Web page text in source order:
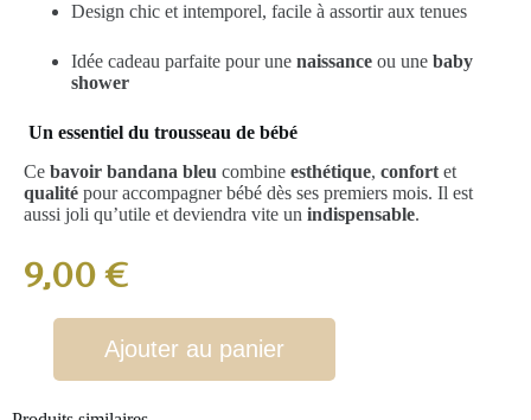
Design chic et intemporel, facile à assortir aux tenues
Idée cadeau parfaite pour une naissance ou une baby
shower
Un essentiel du trousseau de bébé
Ce bavoir bandana bleu combine esthétique, confort et
qualité pour accompagner bébé dès ses premiers mois. Il est
aussi joli qu’utile et deviendra vite un indispensable.
9,00€
Ajouter au panier